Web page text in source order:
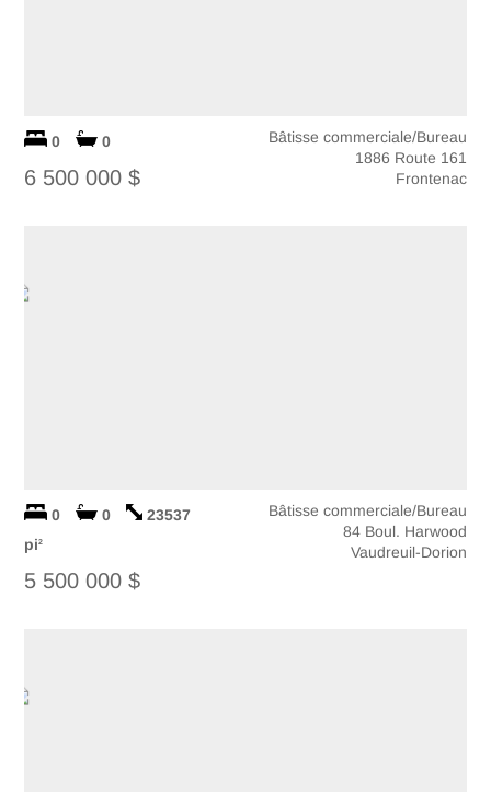
0 0
6 500 000 $
Bâtisse commerciale/Bureau
1886 Route 161
Frontenac
0 0
23537
pi2
5 500 000 $
Bâtisse commerciale/Bureau
84 Boul. Harwood
Vaudreuil-Dorion